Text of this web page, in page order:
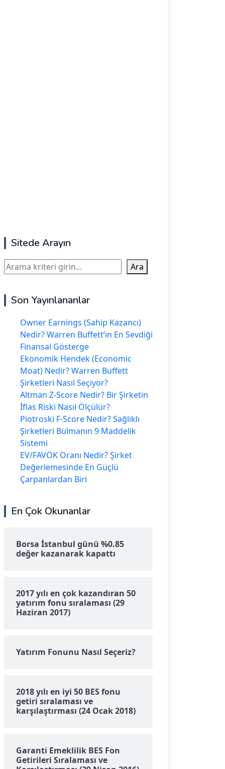
Sitede Arayın
Ara Ara
Son Yayınlananlar
Owner Earnings (Sahip Kazancı)
Nedir? Warren Buffett’ın En Sevdiği
Finansal Gösterge
Ekonomik Hendek (Economic
Moat) Nedir? Warren Buffett
Şirketleri Nasıl Seçiyor?
Altman Z-Score Nedir? Bir Şirketin
İflas Riski Nasıl Ölçülür?
Piotroski F-Score Nedir? Sağlıklı
Şirketleri Bulmanın 9 Maddelik
Sistemi
EV/FAVÖK Oranı Nedir? Şirket
Değerlemesinde En Güçlü
Çarpanlardan Biri
En Çok Okunanlar
Borsa İstanbul günü %0.85
değer kazanarak kapattı
2017 yılı en çok kazandıran 50
yatırım fonu sıralaması (29
Haziran 2017)
Yatırım Fonunu Nasıl Seçeriz?
2018 yılı en iyi 50 BES fonu
getiri sıralaması ve
karşılaştırması (24 Ocak 2018)
Garanti Emeklilik BES Fon
Getirileri Sıralaması ve